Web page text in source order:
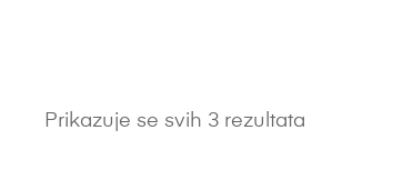
Prikazuje se svih 3 rezultata